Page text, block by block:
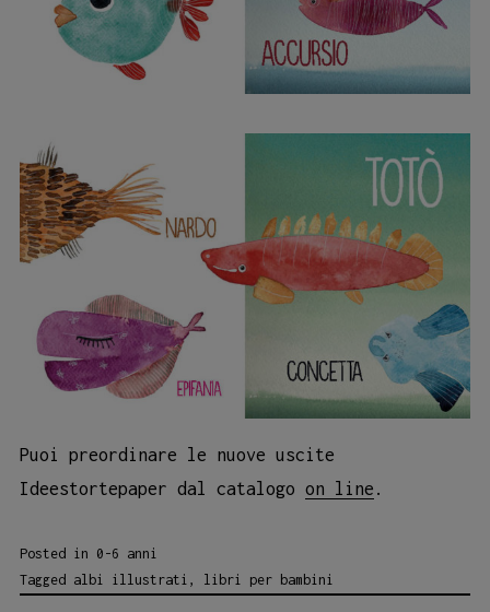
Puoi preordinare le nuove uscite
Ideestortepaper dal catalogo on line .
Posted in 0-6 anni
Tagged albi illustrati , libri per bambini